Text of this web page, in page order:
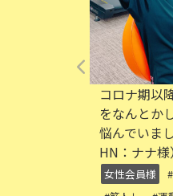
スタッフ
ら元気を
南市 K様
男性会員様